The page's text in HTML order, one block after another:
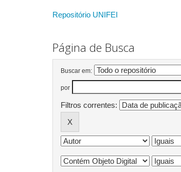
Repositório UNIFEI
Página de Busca
Buscar em:
por
Filtros correntes: